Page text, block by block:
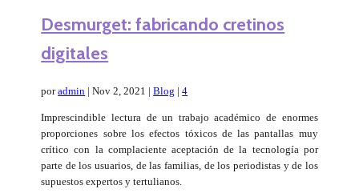
Desmurget: fabricando cretinos
digitales
poradmin |Nov 2, 2021 |Blog |4
Imprescindible lectura de un trabajo académico de enormes
proporciones sobre los efectos tóxicos de las pantallas muy
crítico con la complaciente aceptación de la tecnología por
parte de los usuarios, de las familias, de los periodistas y de los
supuestos expertos y tertulianos.